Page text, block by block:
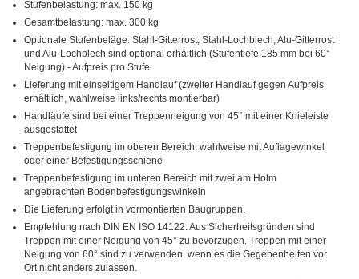
Stufenbelastung: max. 150 kg
Gesamtbelastung: max. 300 kg
Optionale Stufenbeläge: Stahl-Gitterrost, Stahl-Lochblech, Alu-Gitterrost
und Alu-Lochblech sind optional erhältlich (Stufentiefe 185 mm bei 60°
Neigung) - Aufpreis pro Stufe
Lieferung mit einseitigem Handlauf (zweiter Handlauf gegen Aufpreis
erhältlich, wahlweise links/rechts montierbar)
Handläufe sind bei einer Treppenneigung von 45° mit einer Knieleiste
ausgestattet
Treppenbefestigung im oberen Bereich, wahlweise mit Auflagewinkel
oder einer Befestigungsschiene
Treppenbefestigung im unteren Bereich mit zwei am Holm
angebrachten Bodenbefestigungswinkeln
Die Lieferung erfolgt in vormontierten Baugruppen.
Empfehlung nach DIN EN ISO 14122: Aus Sicherheitsgründen sind
Treppen mit einer Neigung von 45° zu bevorzugen. Treppen mit einer
Neigung von 60° sind zu verwenden, wenn es die Gegebenheiten vor
Ort nicht anders zulassen.